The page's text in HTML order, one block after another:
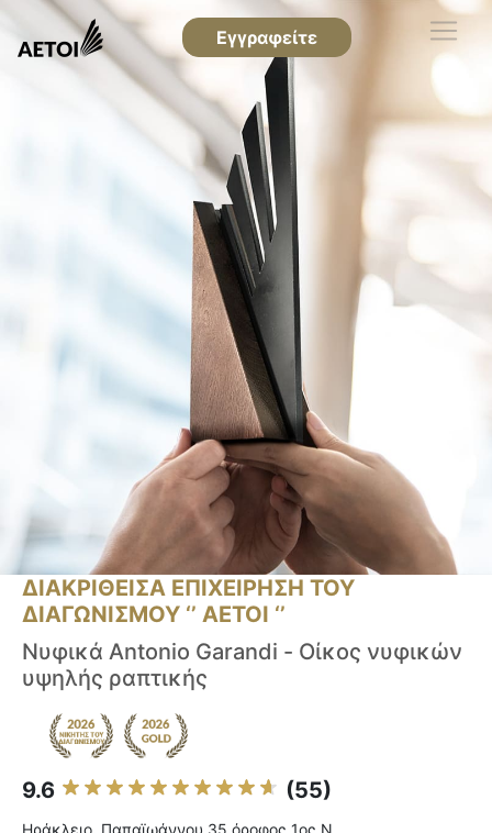
Εγγραφείτε
ΔΙΑΚΡΙΘΕΙΣΑ ΕΠΙΧΕΙΡΗΣΗ ΤΟΥ
ΔΙΑΓΩΝΙΣΜΟΥ ‘’ ΑΕΤΟΙ ‘’
Νυφικά Antonio Garandi - Οίκος νυφικών
υψηλής ραπτικής
9.6 (55)
Ηράκλειο, Παπαϊωάννου 35 όροφος 1ος Ν